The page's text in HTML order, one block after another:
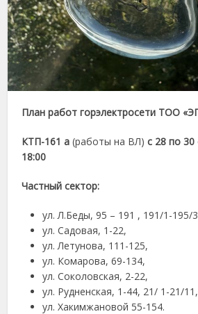
План работ горэлектросети ТОО
КТП-161 а(работы на ВЛ) с 28по 30
18:00
Частный сектор:
ул. Л.Беды, 95 – 191 , 191/1-195/
ул. Садовая, 1-22,
ул. Летунова, 111-125,
ул. Комарова, 69-134,
ул. Соколовская, 2-22,
ул. Рудненская, 1-44, 21/ 1-21/
ул. Хакимжановой 55-154.